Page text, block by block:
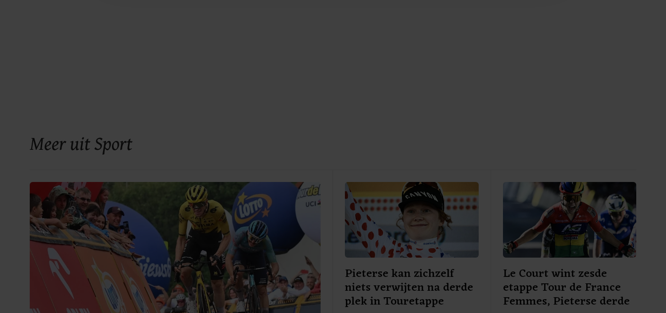
Meer uit Sport
Pieterse kan zichzelf
niets verwijten na derde
plek in Touretappe
Le Court wint zesde
etappe Tour de France
Femmes, Pieterse derde